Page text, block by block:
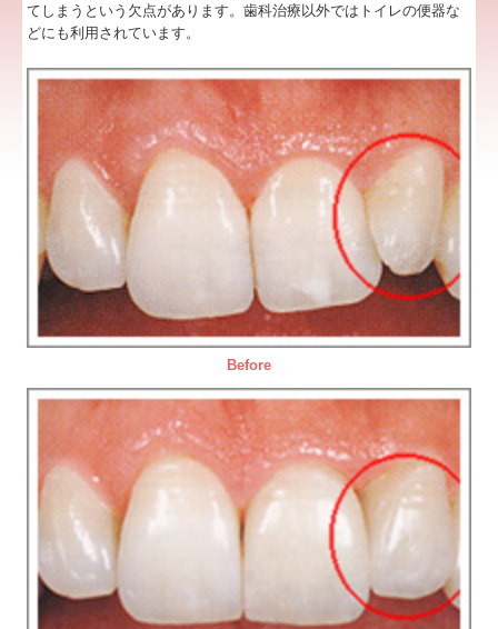
サイトマップ
お問い合わせ
てしまうという欠点があります。歯科治療以外ではトイレの便器な
どにも利用されています。
Before